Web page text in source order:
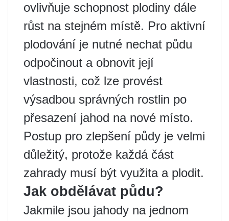
ovlivňuje schopnost plodiny dále
růst na stejném místě. Pro aktivní
plodování je nutné nechat půdu
odpočinout a obnovit její
vlastnosti, což lze provést
výsadbou správných rostlin po
přesazení jahod na nové místo.
Postup pro zlepšení půdy je velmi
důležitý, protože každá část
zahrady musí být využita a plodit.
Jak obdělávat půdu?
Jakmile jsou jahody na jednom